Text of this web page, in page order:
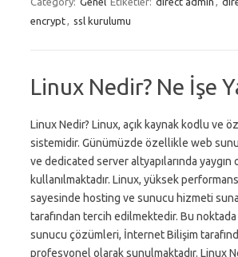
encrypt, ssl kurulumu
Linux Nedir? Ne İşe
Linux Nedir? Linux, açık kaynak kodlu ve
sistemidir. Günümüzde özellikle web
ve dedicated server altyapılarında yaygın
kullanılmaktadır. Linux, yüksek
sayesinde hosting ve sunucu hizmeti
tarafından tercih edilmektedir. Bu noktada
sunucu çözümleri, İnternet Bilişim
profesyonel olarak sunulmaktadır. Linux